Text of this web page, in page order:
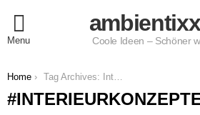
Menu Coole Ideen – Schöner
You are here:
Home Tag Archives: Interieurkonzepte